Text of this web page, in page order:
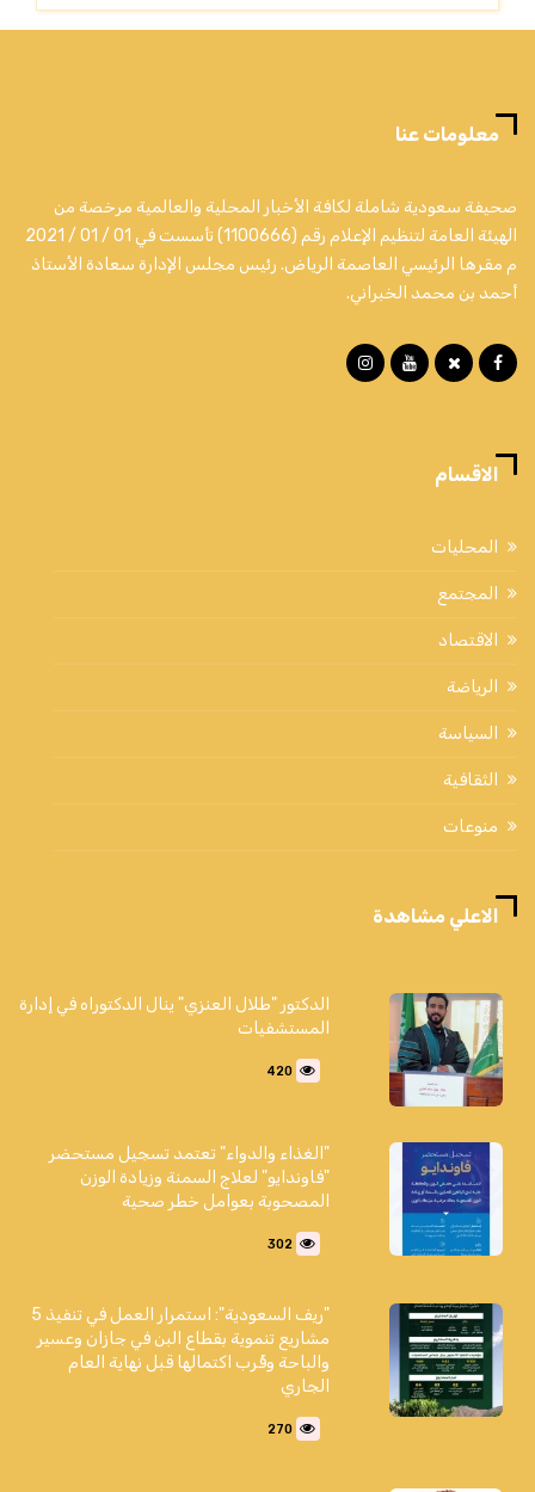
معلومات عنا
صحيفة سعودية شاملة لكافة الأخبار المحلية والعالمية مرخصة من
الهيئة العامة لتنظيم الإعلام رقم (1100666) تأسست في 01 / 01 / 2021
م مقرها الرئيسي العاصمة الرياض. رئيس مجلس الإدارة سعادة الأستاذ
أحمد بن محمد الخبراني.
الاقسام
المحليات
المجتمع
الاقتصاد
الرياضة
السياسة
الثقافية
منوعات
الاعلي مشاهدة
الدكتور "طلال العنزي" ينال الدكتوراه في إدارة
المستشفيات
420
"الغذاء والدواء" تعتمد تسجيل مستحضر
"فاوندايو" لعلاج السمنة وزيادة الوزن
المصحوبة بعوامل خطر صحية
302
"ريف السعودية": استمرار العمل في تنفيذ 5
مشاريع تنموية بقطاع البن في جازان وعسير
والباحة وقُرب اكتمالها قبل نهاية العام
الجاري
270